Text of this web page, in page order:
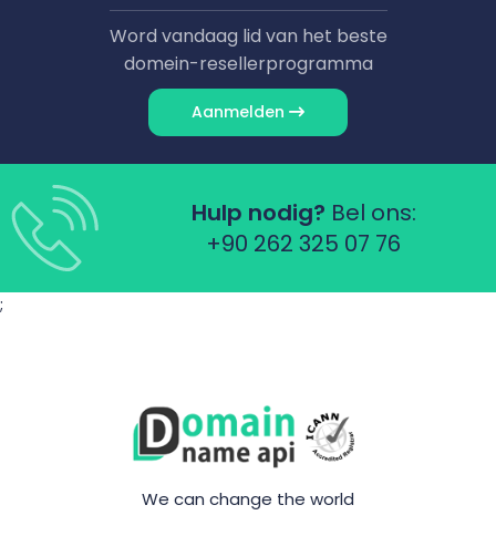
Word vandaag lid van het beste
domein-resellerprogramma
Aanmelden
Hulp nodig? Bel ons:
+90 262 325 07 76
;
We can change the world